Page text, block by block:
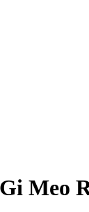
Gi Meo